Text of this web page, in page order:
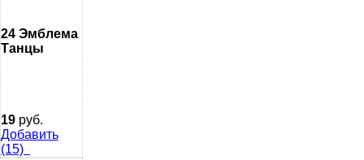
24 Эмблема
Танцы
19 руб.
Добавить
(15)